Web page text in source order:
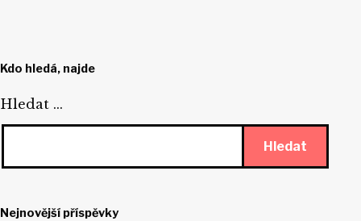
Kdo hledá, najde
Hledat …
Nejnovější příspěvky